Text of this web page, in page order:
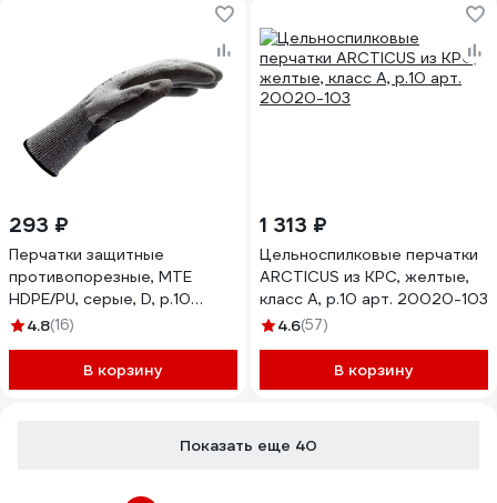
293 ₽
Перчатки защитные
противопорезные, MTE
HDPE/PU, серые, D, р.10
2899407110
4.8(16)
В корзину
1 313 ₽
Цельноспилковые перчатки
ARCTICUS из КРС, желтые,
класс А, р.10 арт. 20020-103
4.6(57)
В корзину
Показать еще 40